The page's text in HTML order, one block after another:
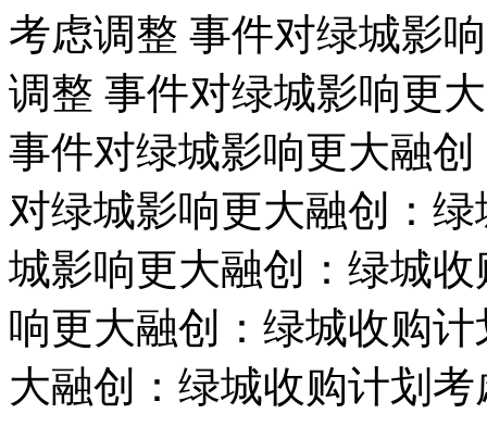
考虑调整 事件对绿城影
调整 事件对绿城影响更
事件对绿城影响更大融
对绿城影响更大融创：
城影响更大融创：绿城
响更大融创：绿城收购
大融创：绿城收购计划